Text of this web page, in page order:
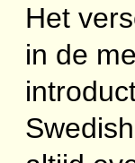
Het
in de